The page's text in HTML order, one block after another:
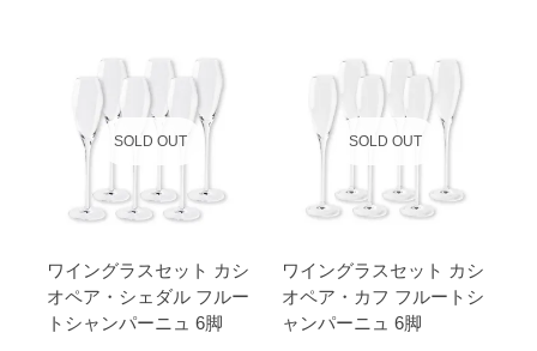
SOLD OUT
ワイングラスセット カシ
オペア・シェダル フルー
トシャンパーニュ 6脚
SOLD OUT
ワイングラスセット カシ
オペア・カフ フルートシ
ャンパーニュ 6脚